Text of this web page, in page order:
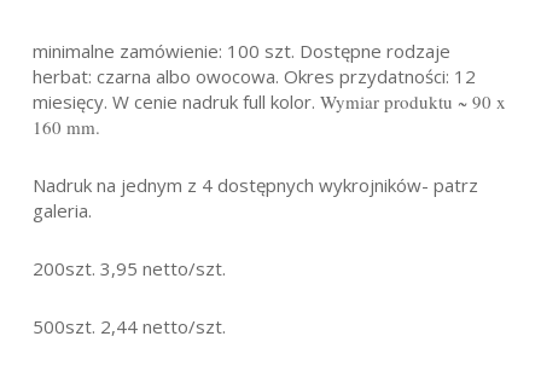
minimalne zamówienie: 100 szt. Dostępne rodzaje
herbat: czarna albo owocowa. Okres przydatności: 12
miesięcy. W cenie nadruk full kolor. Wymiar produktu ~ 90 x
160 mm.
Nadruk na jednym z 4 dostępnych wykrojników- patrz
galeria.
200szt. 3,95 netto/szt.
500szt. 2,44 netto/szt.